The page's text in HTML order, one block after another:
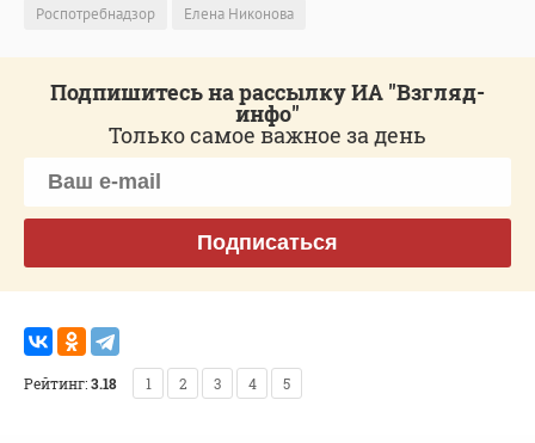
Роспотребнадзор
Елена Никонова
Подпишитесь на рассылку ИА "Взгляд-
инфо"
Только самое важное за день
Подписаться
Рейтинг:3.18 1 2 3 4 5